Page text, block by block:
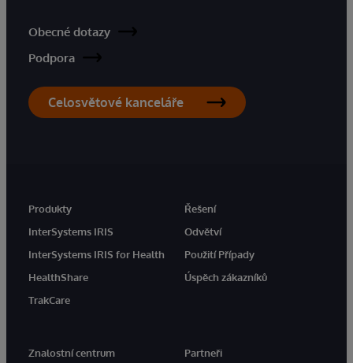
Obecné dotazy
Podpora
Celosvětové kanceláře
Produkty
InterSystems IRIS
InterSystems IRIS for Health
HealthShare
TrakCare
Řešení
Odvětví
Použití Případy
Úspěch zákazníků
Znalostní centrum
Partneři